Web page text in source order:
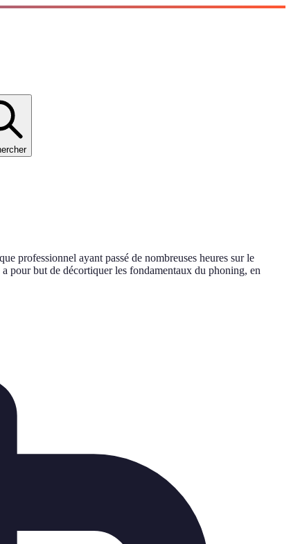
professionnel ayant passé de nombreuses heures sur le
pour but de décortiquer les fondamentaux du phoning, en